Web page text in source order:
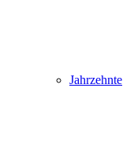
Jahrzehnte